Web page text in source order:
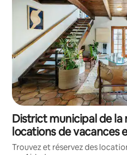
District municipal de la
locations de vacances
Trouvez et réservez des